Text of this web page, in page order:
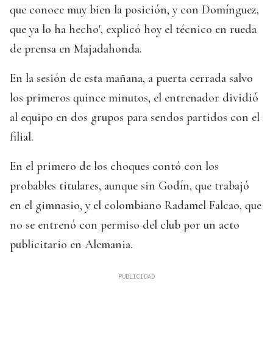
que conoce muy bien la posición, y con Domínguez,
que ya lo ha hecho', explicó hoy el técnico en rueda
de prensa en Majadahonda.
En la sesión de esta mañana, a puerta cerrada salvo
los primeros quince minutos, el entrenador dividió
al equipo en dos grupos para sendos partidos con el
filial.
En el primero de los choques contó con los
probables titulares, aunque sin Godín, que trabajó
en el gimnasio, y el colombiano Radamel Falcao, que
no se entrenó con permiso del club por un acto
publicitario en Alemania.